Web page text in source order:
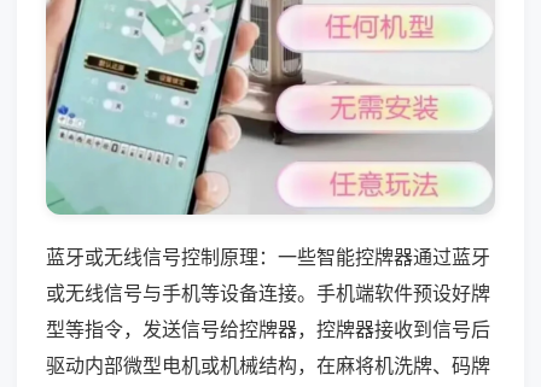
蓝牙或无线信号控制原理：一些智能控牌器通过蓝牙
或无线信号与手机等设备连接。手机端软件预设好牌
型等指令，发送信号给控牌器，控牌器接收到信号后
驱动内部微型电机或机械结构，在麻将机洗牌、码牌